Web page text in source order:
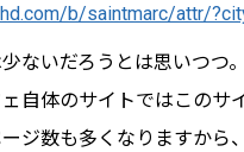
b/saintmarc/attr/
ないだろうとは思いつつ
自体のサイトではこのサ
ジ数も多くなりますか